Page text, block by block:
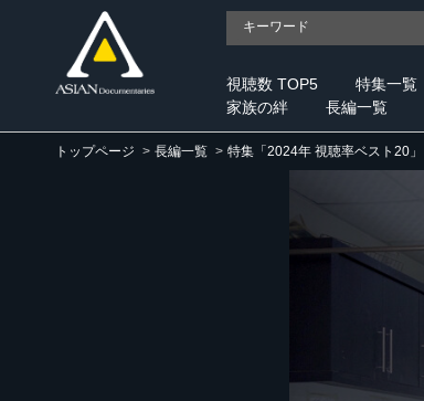
視聴数 TOP5 特集一覧
家族の絆
長編一覧
トップページ 長編一覧 特集「2024年 視聴率ベスト20」